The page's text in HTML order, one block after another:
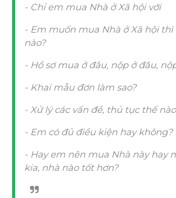
- Chỉ em mua Nhà ở Xã hội với
- Em muốn mua Nhà ở Xã hội
nào?
- Hồ sơ mua ở đâu, nộp ở đâu,
- Khai mẫu đơn làm sao?
- Xử lý các vấn đề, thủ tục thế
- Em có đủ điều kiện hay không?
- Hay em nên mua Nhà này hay
kia, nhà nào tốt hơn?